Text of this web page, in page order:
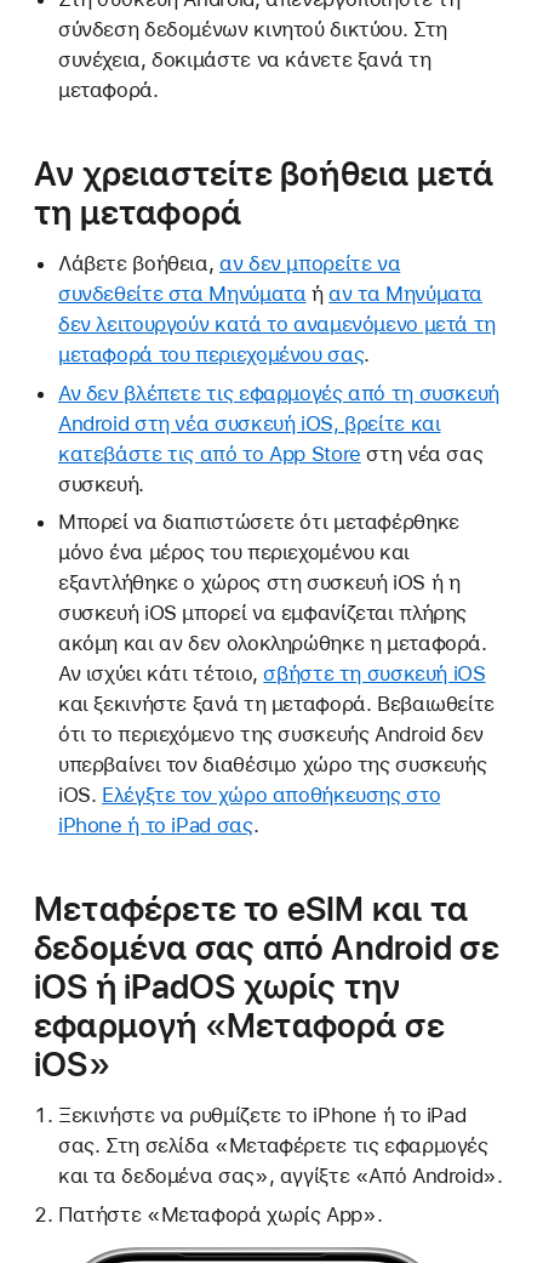
σύνδεση δεδομένων κινητού δικτύου. Στη
συνέχεια, δοκιμάστε να κάνετε ξανά τη
μεταφορά.
Αν χρειαστείτε βοήθεια μετά
τη μεταφορά
Λάβετε βοήθεια,αν δεν μπορείτε να
συνδεθείτε στα Μηνύματα ήαν τα Μηνύματα
δεν λειτουργούν κατά το αναμενόμενο μετά τη
μεταφορά του περιεχομένου σας.
Αν δεν βλέπετε τις εφαρμογές από τη συσκευή
Android στη νέα συσκευή iOS, βρείτε και
κατεβάστε τις από το App Store στη νέα σας
συσκευή.
Μπορεί να διαπιστώσετε ότι μεταφέρθηκε
μόνο ένα μέρος του περιεχομένου και
εξαντλήθηκε ο χώρος στη συσκευή iOS ή η
συσκευή iOS μπορεί να εμφανίζεται πλήρης
ακόμη και αν δεν ολοκληρώθηκε η μεταφορά.
Αν ισχύει κάτι τέτοιο,σβήστε τη συσκευή iOS
και ξεκινήστε ξανά τη μεταφορά. Βεβαιωθείτε
ότι το περιεχόμενο της συσκευής Android δεν
υπερβαίνει τον διαθέσιμο χώρο της συσκευής
iOS. Ελέγξτε τον χώρο αποθήκευσης στο
iPhone ή το iPad σας.
Μεταφέρετε το eSIM και τα
δεδομένα σας από Android σε
iOS ή iPadOS χωρίς την
εφαρμογή «Μεταφορά σε
iOS»
Ξεκινήστε να ρυθμίζετε το iPhone ή το iPad
σας. Στη σελίδα «Μεταφέρετε τις εφαρμογές
και τα δεδομένα σας», αγγίξτε «Από Android».
Πατήστε «Μεταφορά χωρίς App».